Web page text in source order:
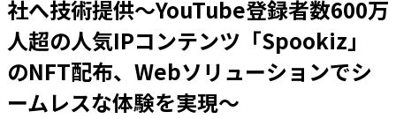
社へ技術提供〜YouTube登録者数600万
人超の人気IPコンテンツ「Spookiz」
のNFT配布、Webソリューションでシ
ームレスな体験を実現〜